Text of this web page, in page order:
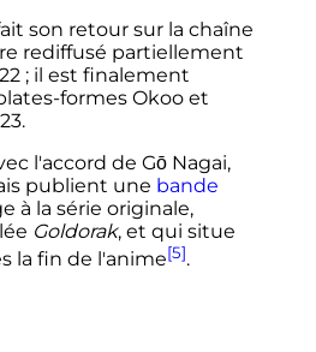
son retour sur la chaîne
rediffusé partiellement
; il est finalement
formes Okoo et
l'accord de Gō Nagai,
publient une bande
à la série originale,
Goldorak, et qui situe
la fin de l'anime[5].